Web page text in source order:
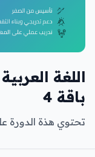
اللغة
باقة 4
تحتوي هذة الدورة على عدد 12 درس -